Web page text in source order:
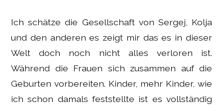
Ich schätze die Gesellschaft von Sergej, Kolja
und den anderen es zeigt mir das es in dieser
Welt doch noch nicht alles verloren ist.
Während die Frauen sich zusammen auf die
Geburten vorbereiten. Kinder, mehr Kinder, wie
ich schon damals feststellte ist es vollständig